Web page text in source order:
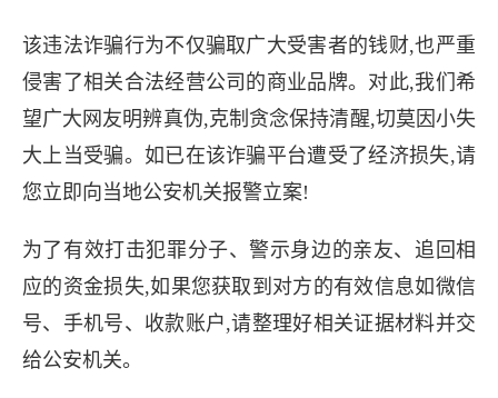
该违法诈骗行为不仅骗取广大受害者的钱财,也严重
侵害了相关合法经营公司的商业品牌。对此,我们希
望广大网友明辨真伪,克制贪念保持清醒,切莫因小失
大上当受骗。如已在该诈骗平台遭受了经济损失,请
您立即向当地公安机关报警立案!
为了有效打击犯罪分子、警示身边的亲友、追回相
应的资金损失,如果您获取到对方的有效信息如微信
号、手机号、收款账户,请整理好相关证据材料并交
给公安机关。
网红打榜助力返现？新型
近日陆续有网友举报反映,当前
冒用宁夏视纤传媒、中秘传媒